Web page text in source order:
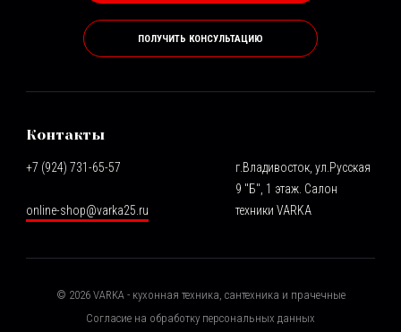
ПОЛУЧИТЬ КОНСУЛЬТАЦИЮ
Контакты
+7 (924) 731-65-57
online-shop@varka25.ru
г.Владивосток, ул.Русская
9 "Б", 1 этаж. Салон
техники VARKA
© 2026VARKA - кухонная техника, сантехника и прачечные
Согласие на обработку персональных данных